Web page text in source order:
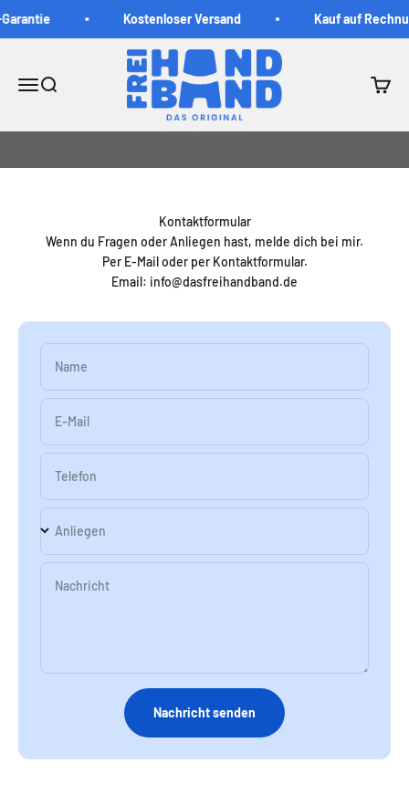
Kostenloser Versand Kauf auf
Navigationsmenü öffnen
Suche öffnen
DasFreihandband
Kontaktformular
Wenn du Fragen oder Anliegen hast, melde dich bei mir.
Per E-Mail oder per Kontaktformular.
Email: info@dasfreihandband.de
Name
E-Mail
Telefon
Anliegen
Nachricht
Nachricht senden